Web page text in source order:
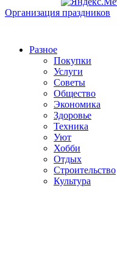
Организация праздников
Разное
Покупки
Услуги
Советы
Общество
Экономика
Здоровье
Техника
Уют
Хобби
Отдых
Строительство
Культура